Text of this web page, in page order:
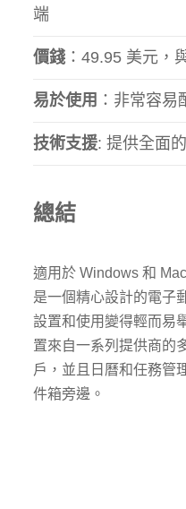
端
價錢 ：49.95 美元，
易於使用 ：非常容易
技術支援: 提供全面
總結
適用於 Windows 和
是一個精心設計的電子
設置和使用變得輕而易
置來自一系列提供商的
戶，並且日曆和任務管
件箱旁邊。